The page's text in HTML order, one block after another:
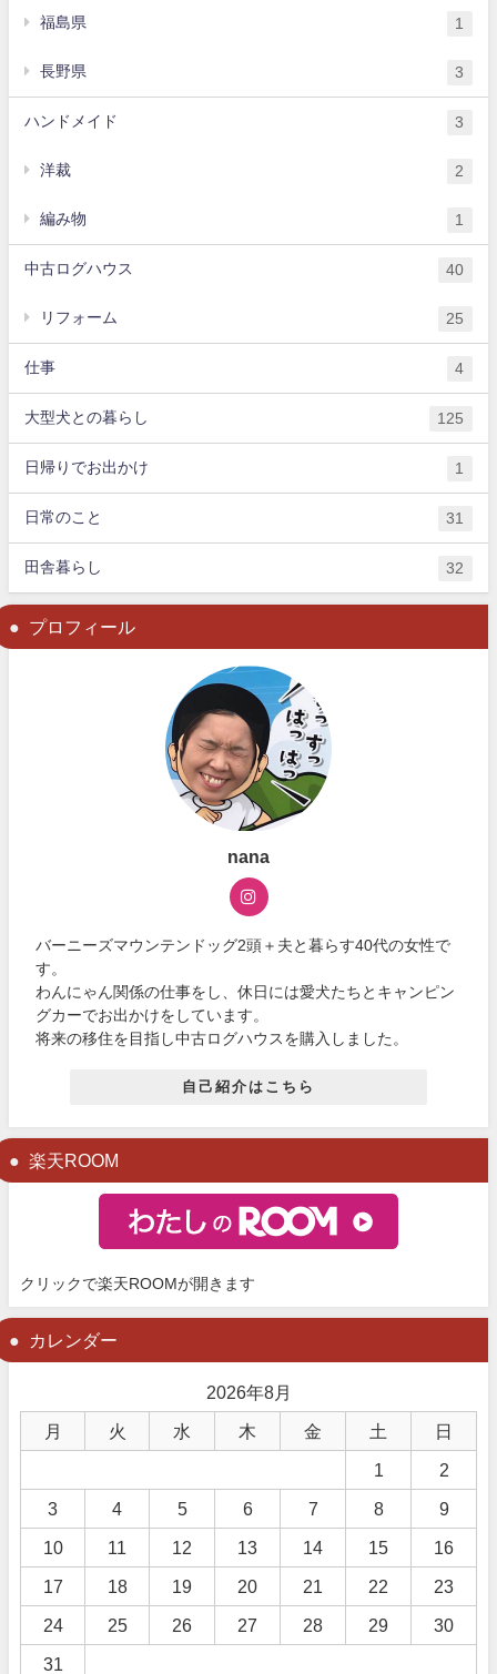
福島県 1
長野県 3
ハンドメイド 3
洋裁 2
編み物 1
中古ログハウス 40
リフォーム 25
仕事 4
大型犬との暮らし 125
日帰りでお出かけ 1
日常のこと 31
田舎暮らし 32
プロフィール
nana
バーニーズマウンテンドッグ2頭＋夫と暮らす40代の女性で
す。
わんにゃん関係の仕事をし、休日には愛犬たちとキャンピン
グカーでお出かけをしています。
将来の移住を目指し中古ログハウスを購入しました。
自己紹介はこちら
楽天ROOM
クリックで楽天ROOMが開きます
カレンダー
2026年8月
月 火 水 木 金 土 日
1 2
3 4 5 6 7 8 9
10 11 12 13 14 15 16
17 18 19 20 21 22 23
24 25 26 27 28 29 30
31